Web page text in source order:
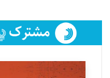
فائزه فتحی رستمی
تحریریه